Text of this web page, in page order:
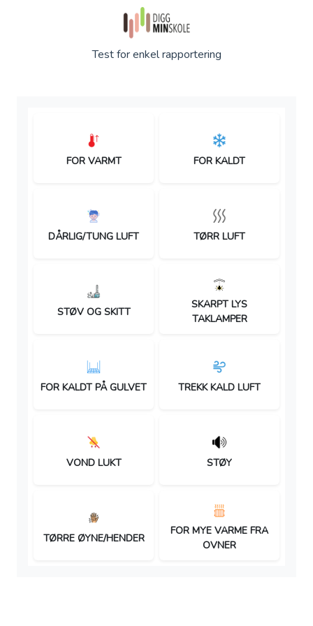
Test for enkel rapportering
FOR VARMT FOR KALDT
DÅRLIG/TUNG LUFT TØRR LUFT
STØV OG SKITT
SKARPT LYS
TAKLAMPER
FOR KALDT PÅ GULVET TREKK KALD LUFT
VOND LUKT STØY
TØRRE ØYNE/HENDER
FOR MYE VARME FRA
OVNER